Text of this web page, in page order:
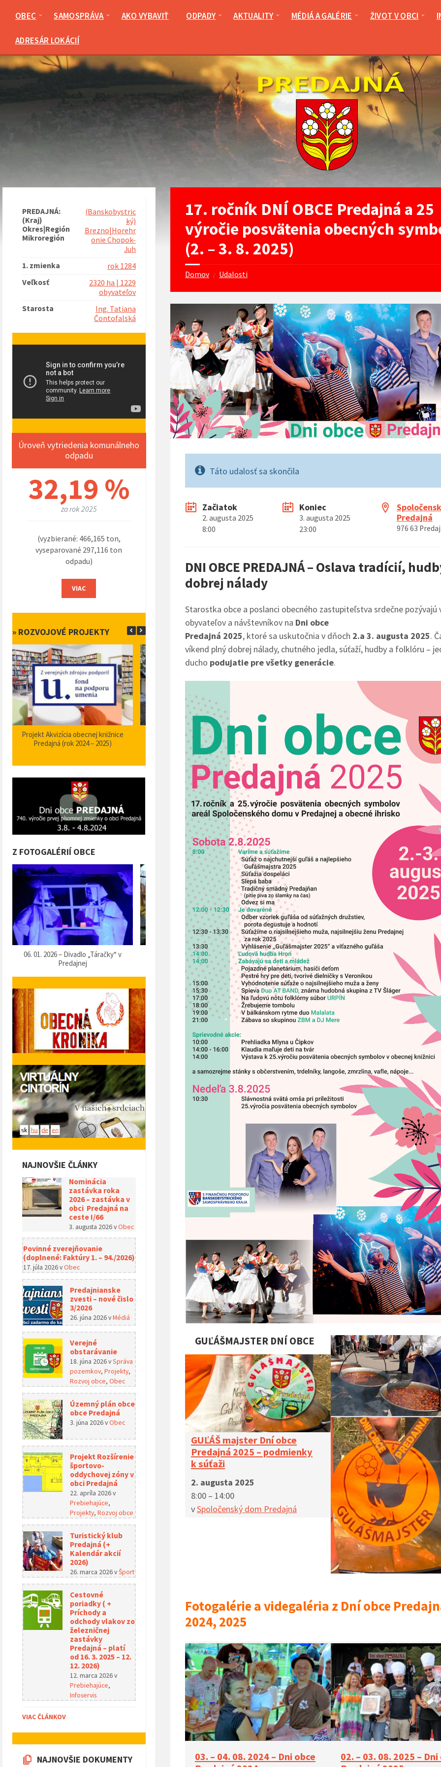
OBEC SAMOSPRÁVA AKO VYBAVIŤ ODPADY AKTUALITY MÉDIÁ A GALÉRIE ŽIVOT V OBCI
ADRESÁR LOKÁCIÍ
17. ročník DNÍ OBCE Predajná a 25
výročie posvätenia obecných
(2. – 3. 8. 2025)
Domov / Udalosti
Táto udalosť sa skončila
Začiatok
2. augusta 2025
8:00
Koniec
3. augusta 2025
23:00
Predajná
976 63
DNI OBCE PREDAJNÁ – Oslava tradícií,
dobrej nálady
Starostka obce a poslanci obecného zastupiteľstva srdečne pozývajú
obyvateľov a návštevníkov na Dni obce
Predajná 2025, ktoré sa uskutočnia v dňoch 2.a 3. augusta 2025.
víkend plný dobrej nálady, chutného jedla, súťaží, hudby a folklóru –
ducho podujatie pre všetky generácie.
GUĽÁŠMAJSTER DNÍ OBCE
GUĽÁŠ majster Dní obce
Predajná 2025 – podmienky
k súťaži
2. augusta 2025
8:00 – 14:00
vSpoločenský dom Predajná
Fotogalérie a videgaléria z Dní obce
2024, 2025
03. – 04. 08. 2024 – Dni obce
02. – 03. 08. 2025 –
PREDAJNÁ:
(Kraj)
Okres|Región
Mikroregión
(Banskobystric
ký)
Brezno|Horehr
onie Chopok-
Juh
1. zmienka
rok 1284
Veľkosť
2320 ha | 1229
obyvateľov
Starosta
Ing. Tatiana
Čontofalská
Úroveň vytriedenia komunálneho
odpadu
32,19 %
za rok 2025
(vyzbierané: 466,165 ton,
vyseparované 297,116 ton
odpadu)
VIAC
» ROZVOJOVÉ PROJEKTY
Zabezpečenie zvýšenia bezpečnosti a
plynulosti premávky – I/66 Predajná
Projekt Podpora opatrení k zvyšovaniu
bezpečnosti dopravy a vybudovanie
orientačného informačného systému v
obci Predajná (rok 2023)
Nové autobusové zastávky I/66 (rok
2023)
Rozširenie
Z FOTOGALÉRIÍ OBCE
07. 12. 2025 – Vítanie Mikuláša 05. 12. 2025 – Predvianočný hlas organu
02. 12. 2025 – Posedenie seniorov pri
kapustnici
14. 11. 2025
NAJNOVŠIE ČLÁNKY
Nominácia
zastávka roka
2026 – zastávka v
obci Predajná na
ceste I/66
3. augusta 2026vObec
Povinné zverejňovanie
(doplnené: Faktúry 1. – 94./2026)
17. júla 2026vObec
Predajnianske
zvesti – nové čislo
3/2026
26. júna 2026vMédiá
Verejné
obstarávanie
18. júna 2026vSpráva
pozemkov, Projekty,
Rozvoj obce, Obec
Územný plán obce
obce Predajná
3. júna 2026vObec
Projekt Rozšírenie
športovo-
oddychovej zóny v
obci Predajná
22. apríla 2026v
Prebiehajúce,
Projekty, Rozvoj obce
Turistický klub
Predajná (+
Kalendár akcií
2026)
26. marca 2026vŠport
Cestovné
poriadky ( +
Príchody a
odchody vlakov zo
železničnej
zastávky
Predajná – platí
od 16. 3. 2025 – 12.
12. 2026)
12. marca 2026v
Prebiehajúce,
Infoservis
VIAC ČLÁNKOV
NAJNOVŠIE DOKUMENTY
MDD
Príďte si
radosti
zábavy
ihrisko